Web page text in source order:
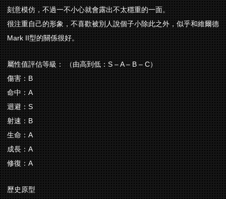
刻意模仿，不過一不小心就會露出不太穩重的一面。
很注重自己的形象，不喜歡被別人說個子小除此之外，似乎和維爾德
Mark II型的關係很好。
屬性值評估等級： （由高到低：S – A – B – C）
傷害：B
命中：A
迴避：S
射速：B
生命：A
成長：A
修復：A
歷史原型